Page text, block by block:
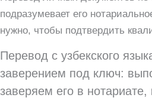
подразумевает его
нужно, чтобы подтвердить
Перевод с узбекского
заверением под ключ:
заверяем его в нотариате,